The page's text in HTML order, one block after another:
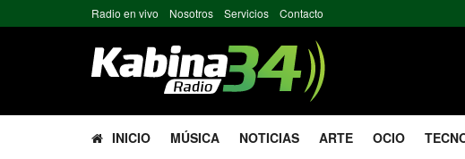
Radio en vivo Nosotros Servicios Contacto
INICIO MÚSICA NOTICIAS ARTE OCIO